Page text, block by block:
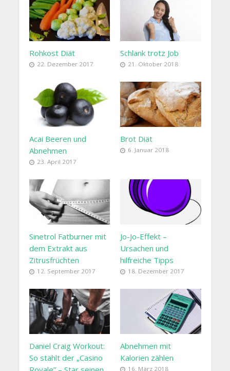
Rohkost Diät
22. Dezember 2017
Schlank trotz Job
21. Oktober 2018
Acai Beeren und
Abnehmen
23. April 2017
Brot Diät
6. Januar 2018
Sinetrol Fatburner mit
dem Extrakt aus
Zitrusfrüchten
12. September 2017
Jo-Jo-Effekt –
Ursachen und
hilfreiche Tipps
18. Dezember 2017
Daniel Craig Workout:
So stählt der „Casino
Abnehmen mit
Kalorien zählen
16. März 2018